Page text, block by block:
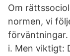
Om
normen, vi
förväntningar.
i. Men viktigt: